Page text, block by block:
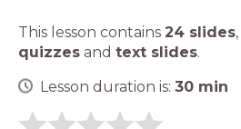
This lesson contains 24 slides,
quizzes and text slides.
Lesson duration is: 30 min